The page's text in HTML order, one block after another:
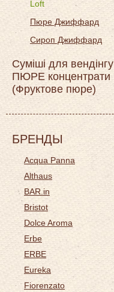
Loft
Пюре Джиффард
Сироп Джиффард
Суміші для вендінгу
ПЮРЕ концентрати
(Фруктове пюре)
БРЕНДЫ
Acqua Panna
Althaus
BAR.in
Bristot
Dolce Aroma
Erbe
ERBE
Eureka
Fiorenzato